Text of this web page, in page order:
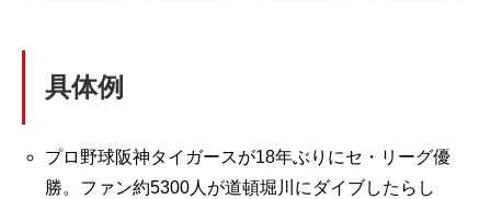
具体例
プロ野球阪神タイガースが18年ぶりにセ・リーグ優
勝。ファン約5300人が道頓堀川にダイブしたらし